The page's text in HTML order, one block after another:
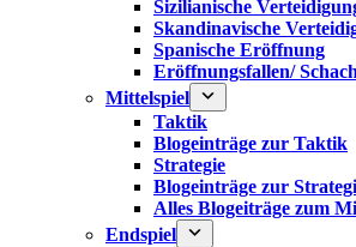
Sizilianische
Skandinavische
Spanische Eröffnung
Eröffnungsfallen/
Mittelspiel
Taktik
Blogeinträge zur Taktik
Strategie
Blogeinträge zur
Alles Blogeiträge zum
Endspiel